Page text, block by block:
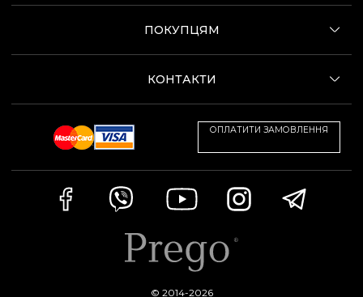
ПОКУПЦЯМ
КОНТАКТИ
ОПЛАТИТИ ЗАМОВЛЕННЯ
© 2014-2026